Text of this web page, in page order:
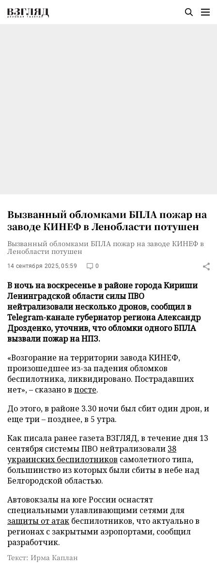
Вызванный обломками БПЛА пожар на
заводе КИНЕФ в Ленобласти потушен
Вызванный обломками БПЛА пожар на заводе КИНЕФ в
Ленобласти потушен
14 сентября 2025, 05:59 0
В ночь на воскресенье в районе города Кириши
Ленинградской области силы ПВО
нейтрализовали несколько дронов, сообщил в
Telegram-канале губернатор региона Александр
Дрозденко, уточнив, что обломки одного БПЛА
вызвали пожар на НПЗ.
«Возгорание на территории завода КИНЕФ,
произошедшее из-за падения обломков
беспилотника, ликвидировано. Пострадавших
нет», – сказано в посте.
До этого, в районе 3.30 ночи был сбит один дрон, и
еще три – позднее, в 5 утра.
Как писала ранее газета ВЗГЛЯД, в течение дня 13
сентября системы ПВО нейтрализовали 38
украинских беспилотников самолетного типа,
большинство из которых были сбиты в небе над
Белгородской областью.
Автовокзалы на юге России оснастят
специальными улавливающими сетями для
защиты от атак беспилотников, что актуально в
регионах с закрытыми аэропортами, сообщил
разработчик.
Текст: Ирма Каплан